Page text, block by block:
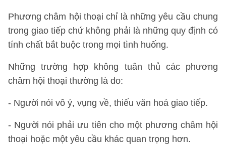
Phương châm hội thoại chỉ là những yêu cầu chung
trong giao tiếp chứ không phải là những quy định có
tính chất bắt buộc trong mọi tình huống.
Những trường hợp không tuân thủ các phương
châm hội thoại thường là do:
- Người nói vô ý, vụng về, thiếu văn hoá giao tiếp.
- Người nói phải ưu tiên cho một phương châm hội
thoại hoặc một yêu cầu khác quan trọng hơn.